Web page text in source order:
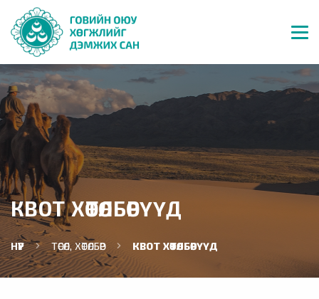
КВОТ ХӨТӨЛБӨРҮҮД
НҮҮР ТӨСӨЛ, ХӨТӨЛБӨР КВОТ ХӨТӨЛБӨРҮҮД